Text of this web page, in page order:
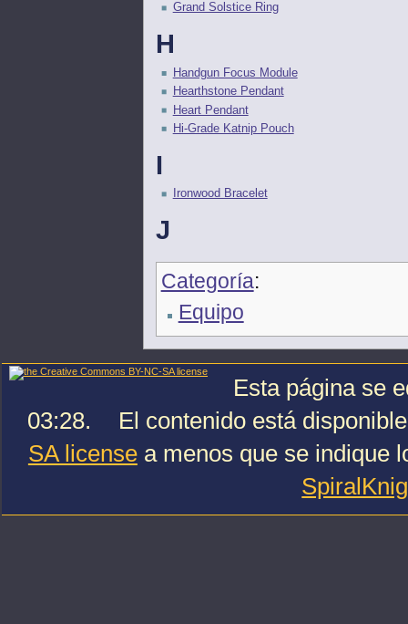
Grand Solstice Ring
H
Handgun Focus Module
Hearthstone Pendant
Heart Pendant
Hi-Grade Katnip Pouch
I
Ironwood Bracelet
J
Categoría:
Equipo
Esta página se
03:28.
El contenido está
SA licensea menos que se indique